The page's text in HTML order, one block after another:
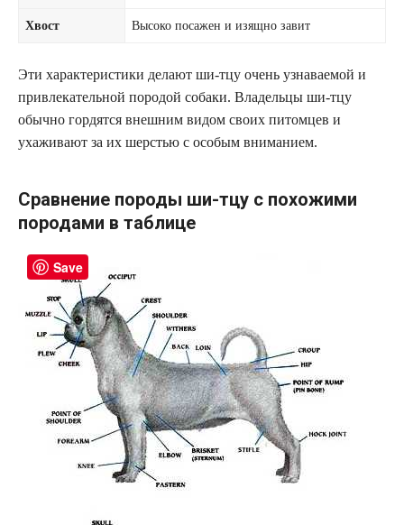
Хвост Высоко посажен и изящно завит
Эти характеристики делают ши-тцу очень узнаваемой и
привлекательной породой собаки. Владельцы ши-тцу
обычно гордятся внешним видом своих питомцев и
ухаживают за их шерстью с особым вниманием.
Сравнение породы ши-тцу с похожими
породами в таблице
Save